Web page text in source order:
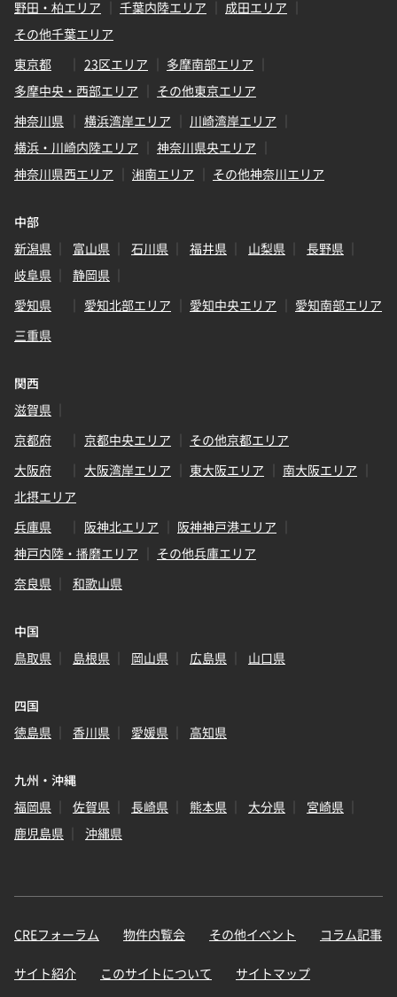
野田・柏エリア
千葉内陸エリア
成田エリア
その他千葉エリア
東京都
23区エリア
多摩南部エリア
多摩中央・西部エリア
その他東京エリア
神奈川県
横浜湾岸エリア
川崎湾岸エリア
横浜・川崎内陸エリア
神奈川県央エリア
神奈川県西エリア
湘南エリア その他神奈川エリア
中部
新潟県
富山県 石川県 福井県 山梨県
長野県
岐阜県
静岡県
愛知県
愛知北部エリア 愛知中央エリア
愛知南部エリア
三重県
関西
滋賀県
京都府
京都中央エリア
その他京都エリア
大阪府
大阪湾岸エリア 東大阪エリア
南大阪エリア
北摂エリア
兵庫県
阪神北エリア
阪神神戸港エリア
神戸内陸・播磨エリア
その他兵庫エリア
奈良県
和歌山県
中国
鳥取県
島根県 岡山県 広島県 山口県
四国
徳島県
香川県 愛媛県 高知県
九州・沖縄
福岡県
佐賀県 長崎県 熊本県 大分県
宮崎県
鹿児島県
沖縄県
CREフォーラム 物件内覧会 その他イベント コラム記事
サイト紹介 このサイトについて サイトマップ